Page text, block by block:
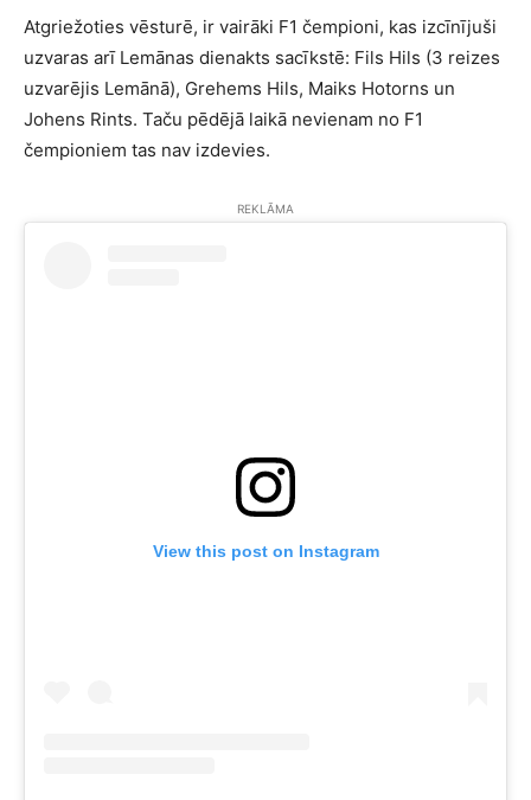
Atgriežoties vēsturē, ir vairāki F1 čempioni, kas izcīnījuši
uzvaras arī Lemānas dienakts sacīkstē: Fils Hils (3 reizes
uzvarējis Lemānā), Grehems Hils, Maiks Hotorns un
Johens Rints. Taču pēdējā laikā nevienam no F1
čempioniem tas nav izdevies.
REKLĀMA
View this post on Instagram